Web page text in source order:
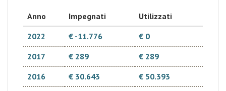
Anno Impegnati
Utilizzati
2022
€ -11.776
€ 0
2017
€ 289
€ 289
2016
€ 30.643
€ 50.393